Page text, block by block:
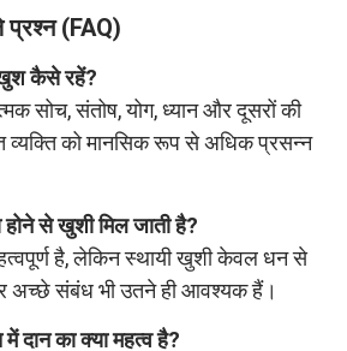
(FAQ)
खुश कैसे रहें?
सोच, संतोष, योग, ध्यान और दूसरों की
को मानसिक रूप से अधिक प्रसन्न
से खुशी मिल जाती है?
है, लेकिन स्थायी खुशी केवल धन से
अच्छे संबंध भी उतने ही आवश्यक हैं।
दान का क्या महत्व है?